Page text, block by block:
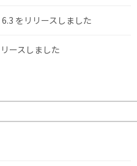
をリリースしました
ースしました